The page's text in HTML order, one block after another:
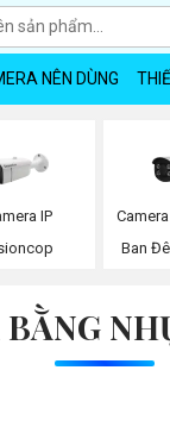
NÊN DÙNG
IP
Ban